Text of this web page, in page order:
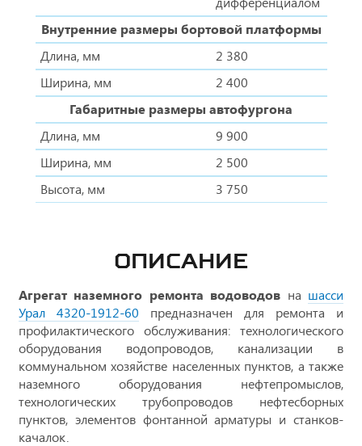
Внутренние размеры бортовой платформы
Длина, мм
2 380
Ширина, мм
2 400
Габаритные размеры автофургона
Длина, мм
9 900
Ширина, мм
2 500
Высота, мм
3 750
ОПИСАНИЕ
Агрегат наземного ремонта водоводов на шасси
Урал 4320-1912-60 предназначен для ремонта и
профилактического обслуживания: технологического
оборудования водопроводов, канализации в
коммунальном хозяйстве населенных пунктов, а также
наземного оборудования нефтепромыслов,
технологических трубопроводов нефтесборных
пунктов, элементов фонтанной арматуры и станков-
качалок.